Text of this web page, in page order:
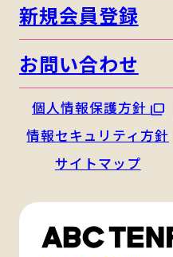
新規会員登録
お問い合わせ
個人情報保護方針
情報セキュリティ方針
サイトマップ